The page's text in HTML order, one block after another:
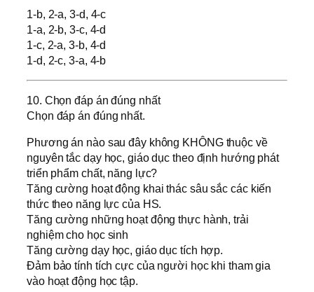
1-b, 2-a, 3-d, 4-c
1-a, 2-b, 3-c, 4-d
1-c, 2-a, 3-b, 4-d
1-d, 2-c, 3-a, 4-b
10. Chọn đáp án đúng nhất
Chọn đáp án đúng nhất.
Phương án nào sau đây không KHÔNG thuộc về
nguyên tắc dạy học, giáo dục theo định hướng phát
triển phẩm chất, năng lực?
Tăng cường hoạt động khai thác sâu sắc các kiến
thức theo năng lực của HS.
Tăng cường những hoạt động thực hành, trải
nghiệm cho học sinh
Tăng cường dạy học, giáo dục tích hợp.
Đảm bảo tính tích cực của người học khi tham gia
vào hoạt động học tập.